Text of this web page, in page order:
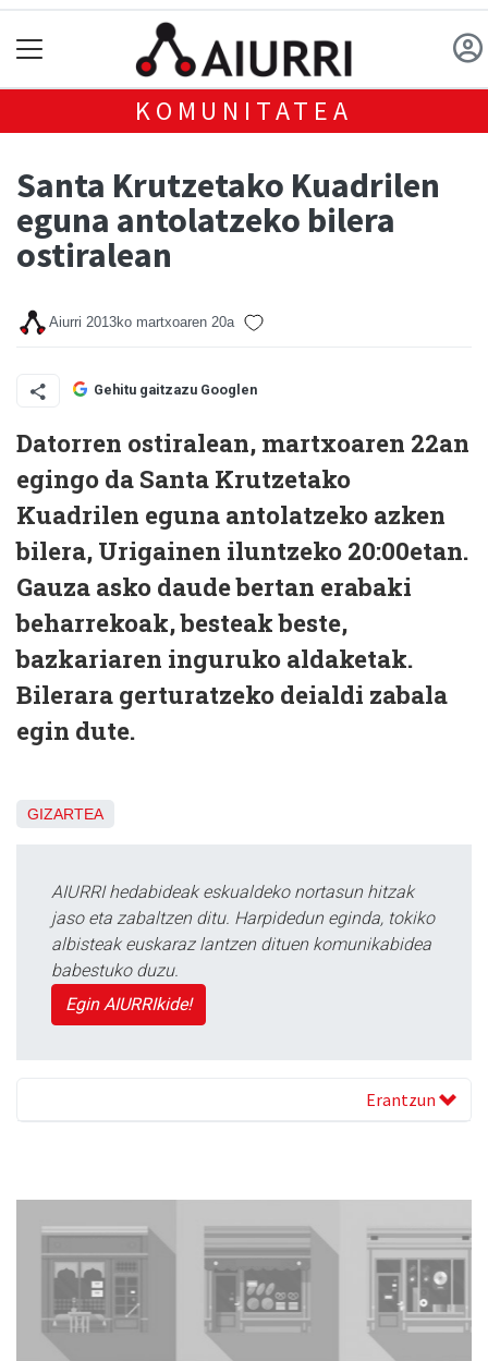
KOMUNITATEA
Santa Krutzetako Kuadrilen
eguna antolatzeko bilera
ostiralean
Aiurri 2013ko martxoaren 20a
Gehitu gaitzazu Googlen
Datorren ostiralean, martxoaren 22an
egingo da Santa Krutzetako
Kuadrilen eguna antolatzeko azken
bilera, Urigainen iluntzeko 20:00etan.
Gauza asko daude bertan erabaki
beharrekoak, besteak beste,
bazkariaren inguruko aldaketak.
Bilerara gerturatzeko deialdi zabala
egin dute.
GIZARTEA
AIURRI hedabideak eskualdeko nortasun hitzak
jaso eta zabaltzen ditu. Harpidedun eginda, tokiko
albisteak euskaraz lantzen dituen komunikabidea
babestuko duzu.
Egin AIURRIkide!
Erantzun